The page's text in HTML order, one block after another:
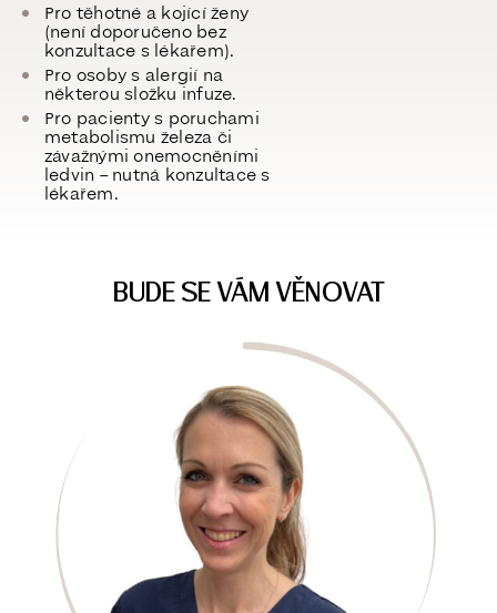
Pro těhotné a kojící ženy
(není doporučeno bez
konzultace s lékařem).
Pro osoby s alergií na
některou složku infuze.
Pro pacienty s poruchami
metabolismu železa či
závažnými onemocněními
ledvin – nutná konzultace s
lékařem.
BUDE SE VÁM VĚNOVAT